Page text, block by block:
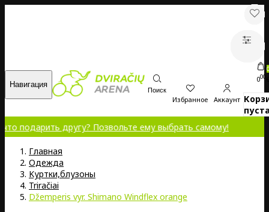
Навигация
Поиск
Избранное Аккаунт
0
000
другу? Позвольте ему выбрать самому!
Главная
Oдежда
Kуртки,блузоны
Triračiai
Džemperis vyr. Shimano Windflex orange